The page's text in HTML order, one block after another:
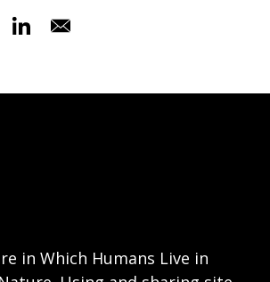
in Which Humans Live in